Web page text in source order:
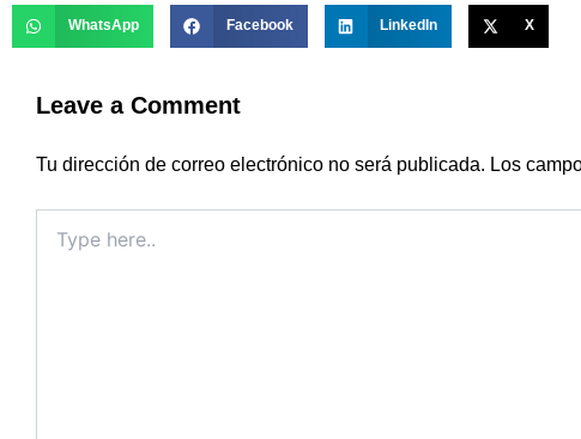
WhatsApp Facebook LinkedIn X
Leave a Comment
Tu dirección de correo electrónico no será publicada. Los
here..